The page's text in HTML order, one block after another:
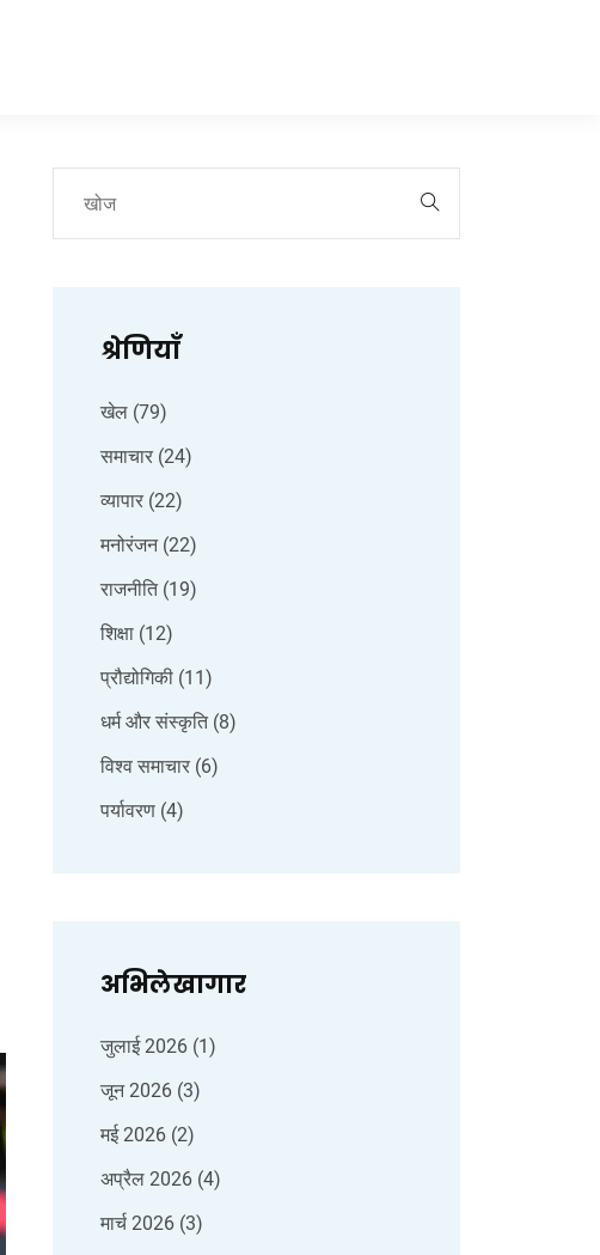
श्रेणियाँ
खेल (79)
समाचार (24)
व्यापार (22)
मनोरंजन (22)
राजनीति (19)
शिक्षा (12)
प्रौद्योगिकी (11)
धर्म और संस्कृति (8)
विश्व समाचार (6)
पर्यावरण (4)
अभिलेखागार
जुलाई 2026 (1)
जून 2026 (3)
मई 2026 (2)
अप्रैल 2026 (4)
मार्च 2026 (3)